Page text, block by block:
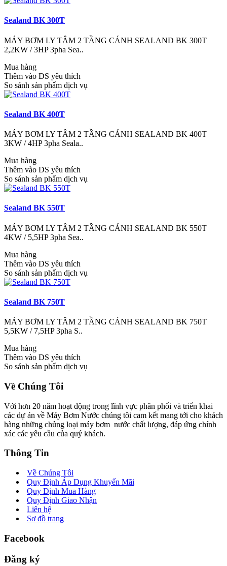
Sealand BK 300T
MÁY BƠM LY TÂM 2 TẦNG CÁNH SEALAND BK 300T
2,2KW / 3HP 3pha Sea..
Mua hàng
Thêm vào DS yêu thích
So sánh sản phẩm dịch vụ
Sealand BK 400T
MÁY BƠM LY TÂM 2 TẦNG CÁNH SEALAND BK 400T
3KW / 4HP 3pha Seala..
Mua hàng
Thêm vào DS yêu thích
So sánh sản phẩm dịch vụ
Sealand BK 550T
MÁY BƠM LY TÂM 2 TẦNG CÁNH SEALAND BK 550T
4KW / 5,5HP 3pha Sea..
Mua hàng
Thêm vào DS yêu thích
So sánh sản phẩm dịch vụ
Sealand BK 750T
MÁY BƠM LY TÂM 2 TẦNG CÁNH SEALAND BK 750T
5,5KW / 7,5HP 3pha S..
Mua hàng
Thêm vào DS yêu thích
So sánh sản phẩm dịch vụ
Về Chúng Tôi
Với hơn 20 năm hoạt động trong lĩnh vực phân phối và triển khai
các dự án về Máy Bơm Nước chúng tôi cam kết mang tới cho khách
hàng những chủng loại máy bơm nước chất lượng, đáp ứng chính
xác các yêu cầu của quý khách.
Thông Tin
Về Chúng Tôi
Quy Định Áp Dụng Khuyến Mãi
Quy Định Mua Hàng
Quy Định Giao Nhận
Liên hệ
Sơ đồ trang
Facebook
Đăng ký